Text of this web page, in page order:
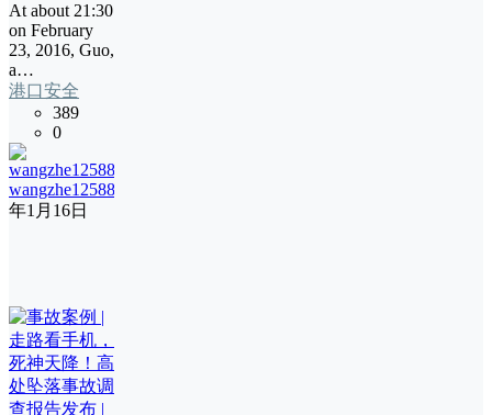
At about 21:30
on February
23, 2016, Guo,
a…
港口安全
389
0
wangzhe12588
年1月16日